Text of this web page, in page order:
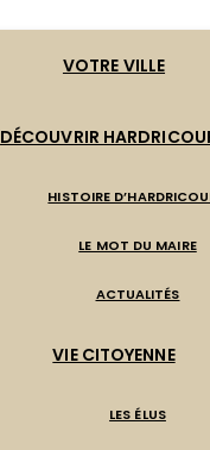
VOTRE VILLE
DÉCOUVRIR
HISTOIRE
LE MOT DU MAIRE
ACTUALITÉS
VIE CITOYENNE
LES ÉLUS